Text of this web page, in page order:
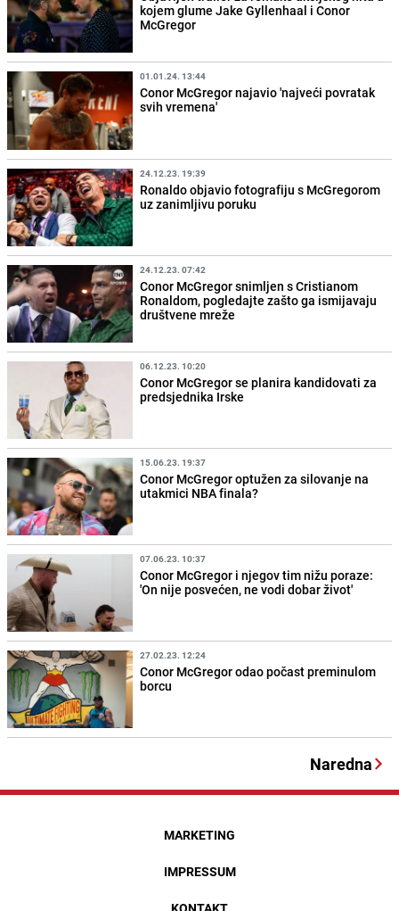
kojem glume Jake Gyllenhaal i Conor
McGregor
01.01.24. 13:44
Conor McGregor najavio 'najveći povratak
svih vremena'
24.12.23. 19:39
Ronaldo objavio fotografiju s McGregorom
uz zanimljivu poruku
24.12.23. 07:42
Conor McGregor snimljen s Cristianom
Ronaldom, pogledajte zašto ga ismijavaju
društvene mreže
06.12.23. 10:20
Conor McGregor se planira kandidovati za
predsjednika Irske
15.06.23. 19:37
Conor McGregor optužen za silovanje na
utakmici NBA finala?
07.06.23. 10:37
Conor McGregor i njegov tim nižu poraze:
'On nije posvećen, ne vodi dobar život'
27.02.23. 12:24
Conor McGregor odao počast preminulom
borcu
Naredna
MARKETING
IMPRESSUM